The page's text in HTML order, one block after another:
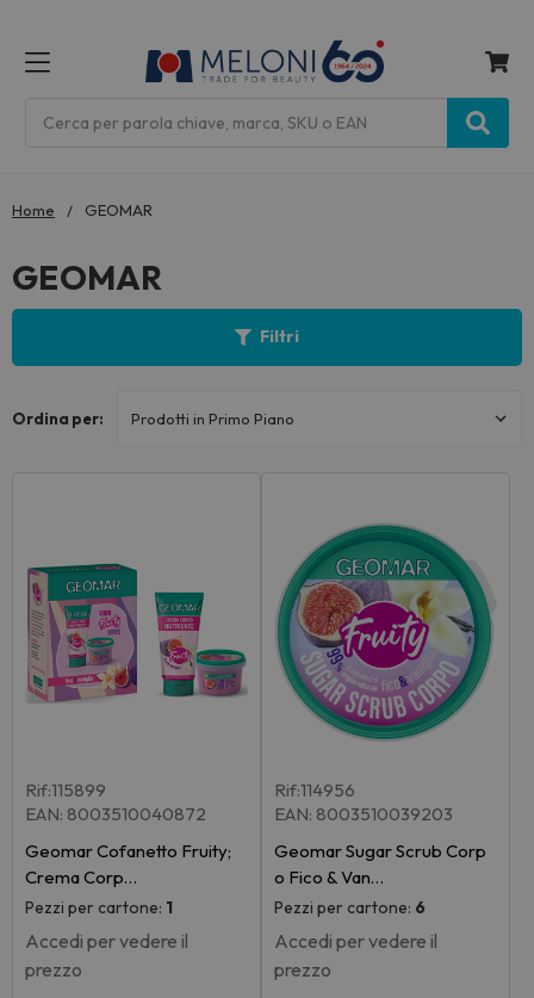
Home GEOMAR
GEOMAR
Filtri
Ordina per:
Rif:115899
EAN: 8003510040872
Geomar Cofanetto Fruity;
Crema Corp…
Pezzi per cartone: 1
Accedi per vedere il
prezzo
Rif:114956
EAN: 8003510039203
Geomar Sugar Scrub Corp
o Fico & Van…
Pezzi per cartone: 6
Accedi per vedere il
prezzo